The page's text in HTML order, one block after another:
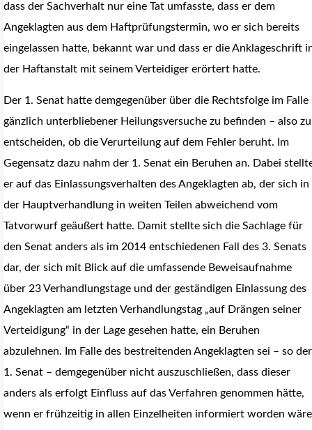
dass der Sachverhalt nur eine Tat umfasste, dass er dem
Angeklagten aus dem Haftprüfungstermin, wo er sich bereits
eingelassen hatte, bekannt war und dass er die Anklageschrift
der Haftanstalt mit seinem Verteidiger erörtert hatte.
Der 1. Senat hatte demgegenüber über die Rechtsfolge im Falle
gänzlich unterbliebener Heilungsversuche zu befinden – also zu
entscheiden, ob die Verurteilung auf dem Fehler beruht. Im
Gegensatz dazu nahm der 1. Senat ein Beruhen an. Dabei
er auf das Einlassungsverhalten des Angeklagten ab, der sich in
der Hauptverhandlung in weiten Teilen abweichend vom
Tatvorwurf geäußert hatte. Damit stellte sich die Sachlage für
den Senat anders als im 2014 entschiedenen Fall des 3. Senats
dar, der sich mit Blick auf die umfassende Beweisaufnahme
über 23 Verhandlungstage und der geständigen Einlassung des
Angeklagten am letzten Verhandlungstag „auf Drängen seiner
Verteidigung“ in der Lage gesehen hatte, ein Beruhen
abzulehnen. Im Falle des bestreitenden Angeklagten sei – so der
1. Senat – demgegenüber nicht auszuschließen, dass dieser
anders als erfolgt Einfluss auf das Verfahren genommen hätte,
wenn er frühzeitig in allen Einzelheiten informiert worden